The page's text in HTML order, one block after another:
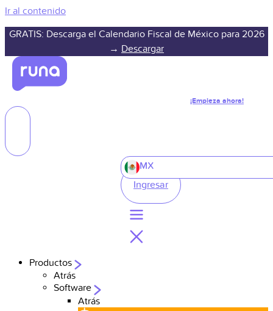
Ir al contenido
GRATIS: Descarga el Calendario Fiscal de México para 2026
→ Descargar
¡Empieza ahora!
MX
Ingresar
Productos
Atrás
Software
Atrás